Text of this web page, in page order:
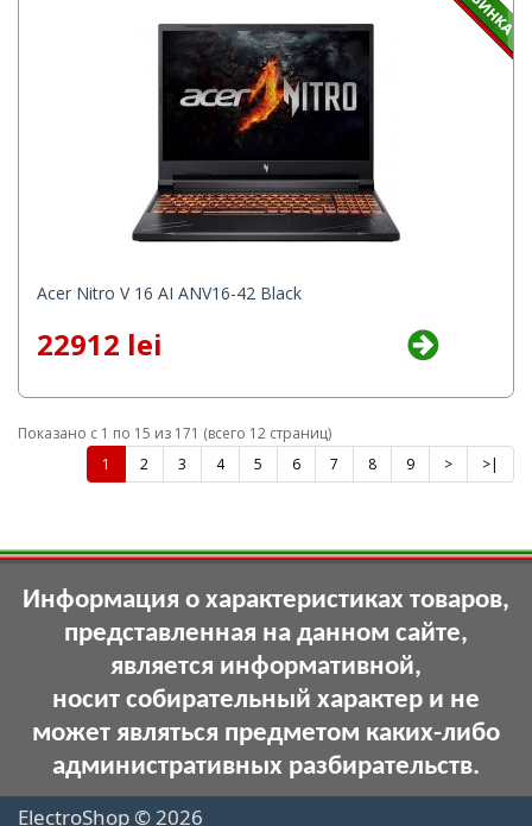
Acer Nitro V 16 AI ANV16-42 Black
22912 lei
Показано с 1 по 15 из 171 (всего 12 страниц)
1
2 3 4 5 6 7 8 9 > >|
Информация о характеристиках товаров,
представленная на данном сайте,
является информативной,
носит собирательный характер и не
может являться предметом каких-либо
административных разбирательств.
ElectroShop © 2026